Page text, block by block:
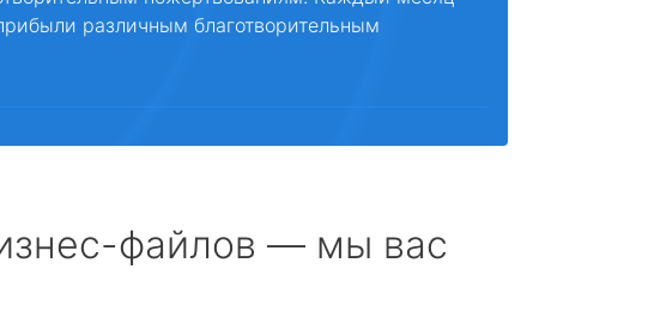
различным благотворительным
файлов — мы вас